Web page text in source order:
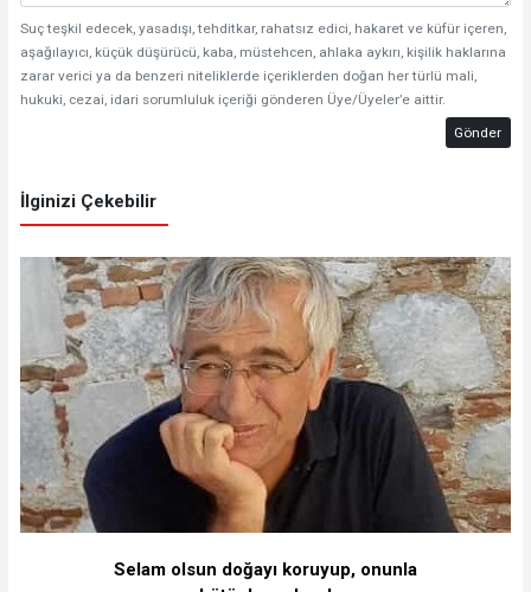
Suç teşkil edecek, yasadışı, tehditkar, rahatsız edici, hakaret ve küfür içeren,
aşağılayıcı, küçük düşürücü, kaba, müstehcen, ahlaka aykırı, kişilik haklarına
zarar verici ya da benzeri niteliklerde içeriklerden doğan her türlü mali,
hukuki, cezai, idari sorumluluk içeriği gönderen Üye/Üyeler’e aittir.
Gönder
İlginizi Çekebilir
Selam olsun doğayı koruyup, onunla